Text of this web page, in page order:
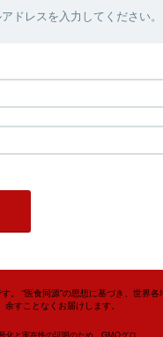
ドレスを入力してください。
“医食同源”の思想に基づき、世界
すことなくお届けします。
化と実在性の証明のため、GMOグロ